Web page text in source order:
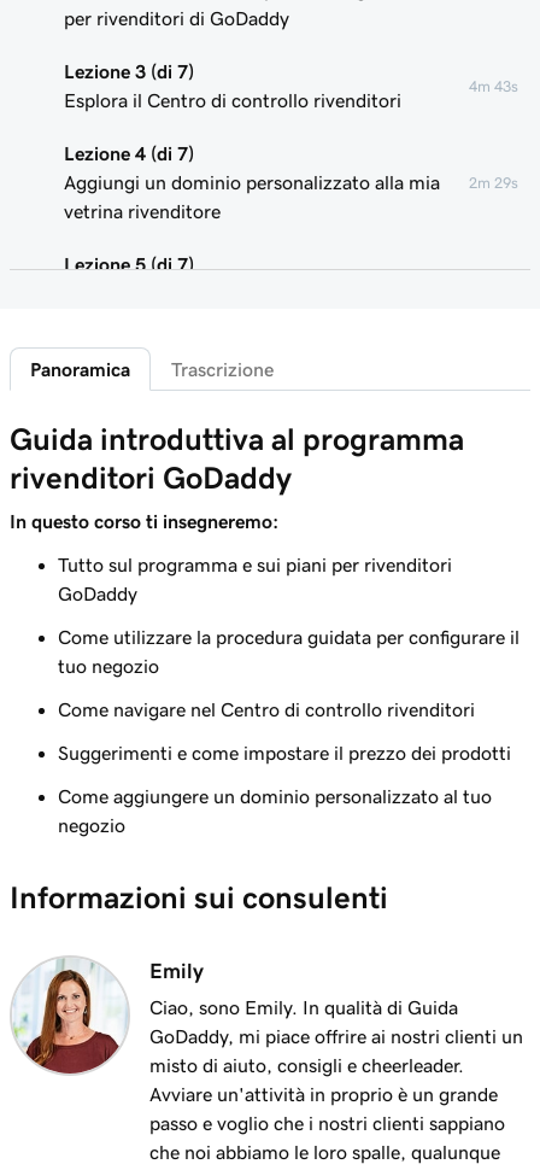
per rivenditori di GoDaddy
Lezione 3 (di 7)
Esplora il Centro di controllo rivenditori
4m 43s
Lezione 4 (di 7)
Aggiungi un dominio personalizzato alla mia
vetrina rivenditore
2m 29s
Lezione 5 (di 7)
Lezione 6 (di 7)
mio negozio
Lezione 7 (di 7)
Panoramica dei prezzi basata sulla
Panoramica Trascrizione
Guida introduttiva al programma
rivenditori GoDaddy
In questo corso ti insegneremo:
Tutto sul programma e sui piani per rivenditori
GoDaddy
Come utilizzare la procedura guidata per configurare il
tuo negozio
Come navigare nel Centro di controllo rivenditori
Suggerimenti e come impostare il prezzo dei prodotti
Come aggiungere un dominio personalizzato al tuo
negozio
Informazioni sui consulenti
Emily
Ciao, sono Emily. In qualità di Guida
GoDaddy, mi piace offrire ai nostri clienti un
misto di aiuto, consigli e cheerleader.
Avviare un'attività in proprio è un grande
passo e voglio che i nostri clienti sappiano
che noi abbiamo le loro spalle, qualunque